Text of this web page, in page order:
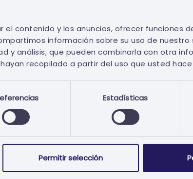
el contenido y los anuncios, ofrecer funciones
información sobre su uso de nuestro
y análisis, que pueden combinarla con otra
recopilado a partir del uso que usted hace
Estadísticas
Permitir selección
Certificados Digitales
de adquirir el certificado correcto
Cumplimiento de las
Especificaciones